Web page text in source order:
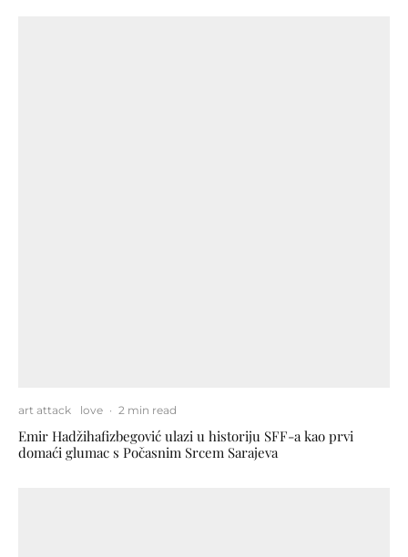
art attack love · 2 min read
Emir Hadžihafizbegović ulazi u historiju SFF-a kao prvi
domaći glumac s Počasnim Srcem Sarajeva